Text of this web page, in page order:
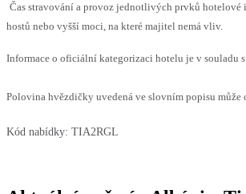
Čas stravování a provoz jednotlivých prvků hotelové
hostů nebo vyšší moci, na které majitel nemá vliv.
Informace o oficiální kategorizaci hotelu je v souladu
Polovina hvězdičky uvedená ve slovním popisu
Kód nabídky: TIA2RGL